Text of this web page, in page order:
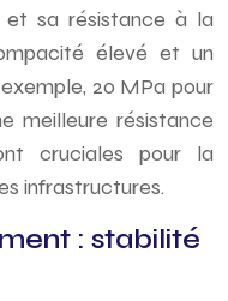
et sa résistance à la
élevé et un
20 MPa pour
meilleure résistance
cruciales pour la
infrastructures.
: stabilité